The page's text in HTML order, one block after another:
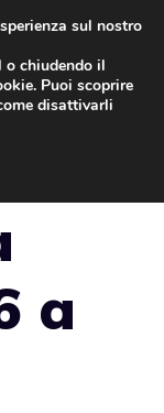
a
sul nostro
chiudendo il
Puoi scoprire
disattivarli